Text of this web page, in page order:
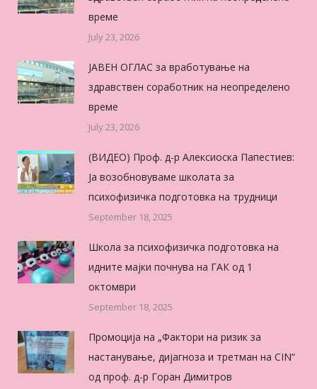
време
July 23, 2026
ЈАВЕН ОГЛАС за вработување на
здравствен соработник на неопределено
време
July 23, 2026
(ВИДЕО) Проф. д-р Алексиоска Папестиев:
Ја возобновуваме школата за
психофизичка подготовка на трудници
September 18, 2025
Школа за психофизичка подготовка на
идните мајки почнува на ГАК од 1
октомври
September 18, 2025
Промоција на „Фактори на ризик за
настанување, дијагноза и третман на CIN“
од проф. д-р Горан Димитров